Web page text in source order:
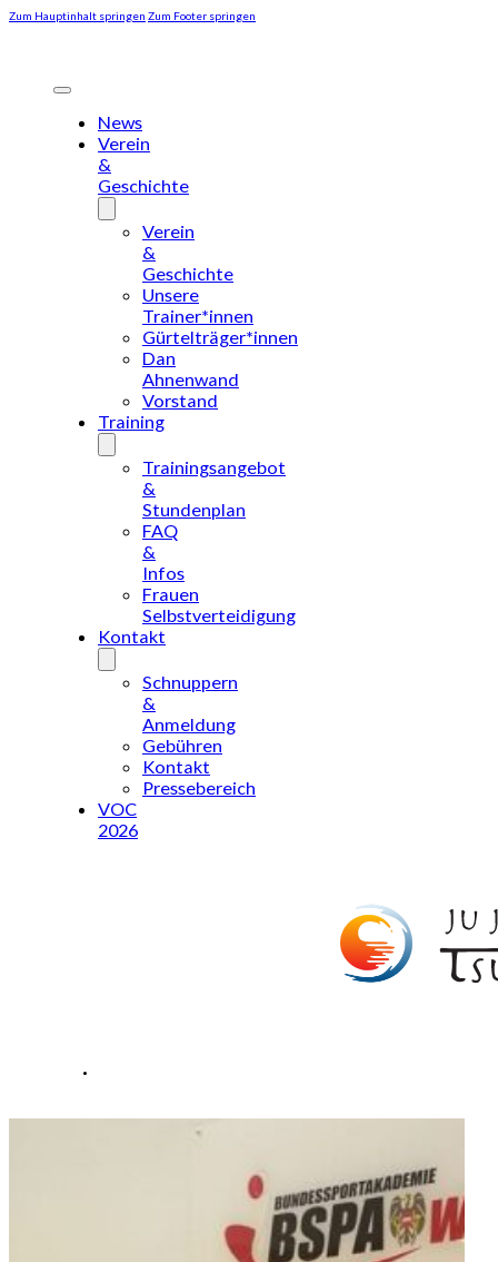
Zum Hauptinhalt springen Zum Footer springen
News
Verein
&
Geschichte
Verein
&
Geschichte
Unsere
Trainer*innen
Gürtelträger*innen
Dan
Ahnenwand
Vorstand
Training
Trainingsangebot
&
Stundenplan
FAQ
&
Infos
Frauen
Selbstverteidigung
Kontakt
Schnuppern
&
Anmeldung
Gebühren
Kontakt
Pressebereich
VOC
2026